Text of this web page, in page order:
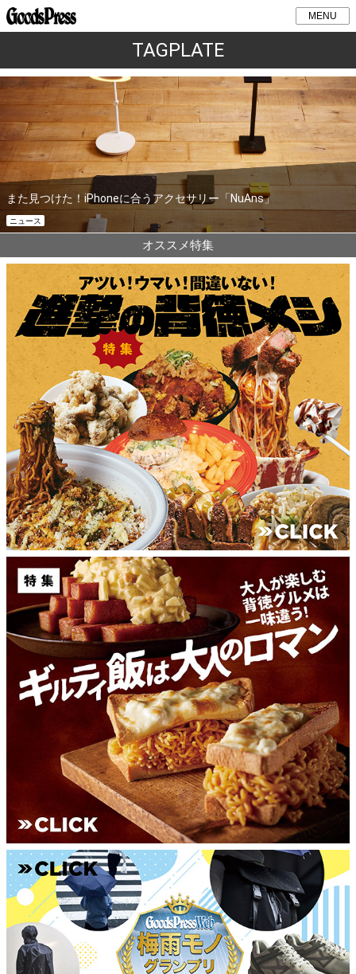
MENU
TAGPLATE
また見つけた！iPhoneに合うアクセサリー「NuAns」
ニュース
オススメ特集